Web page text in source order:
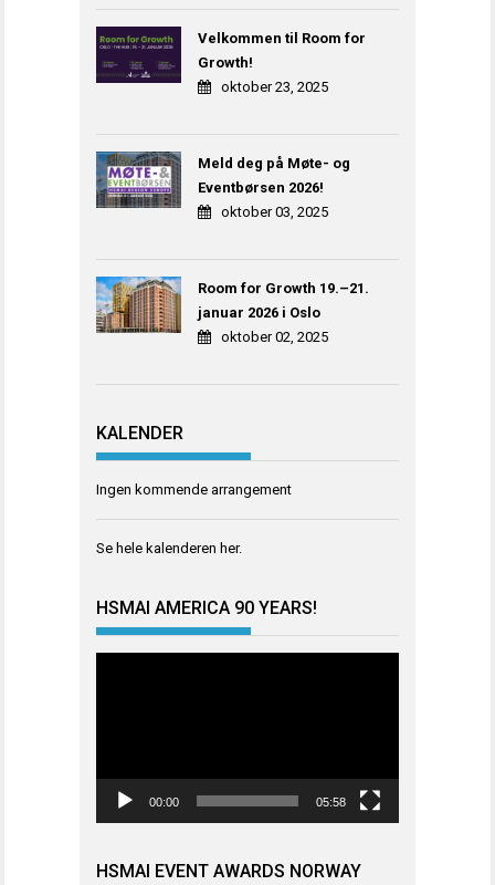
Velkommen til Room for
Growth!
oktober 23, 2025
Meld deg på Møte- og
Eventbørsen 2026!
oktober 03, 2025
Room for Growth 19.–21.
januar 2026 i Oslo
oktober 02, 2025
KALENDER
Ingen kommende arrangement
Se hele kalenderen her.
HSMAI AMERICA 90 YEARS!
00:00 05:58
HSMAI EVENT AWARDS NORWAY